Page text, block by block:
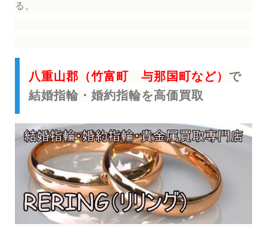
る。
八重山郡（竹富町 与那国町など） で
結婚指輪・婚約指輪を高価買取